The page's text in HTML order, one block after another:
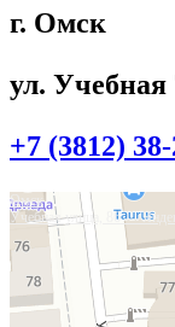
г. Омск
ул.
+7 (3812)
Омск
Учебная улица, 86 —